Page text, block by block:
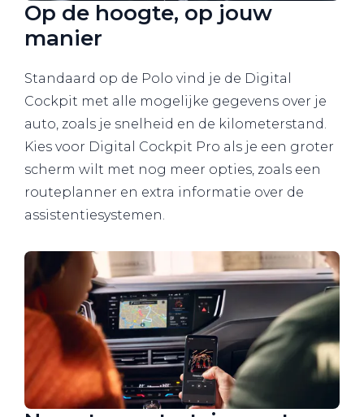
Op de hoogte, op jouw
manier
Standaard op de Polo vind je de Digital
Cockpit met alle mogelijke gegevens over je
auto, zoals je snelheid en de kilometerstand.
Kies voor Digital Cockpit Pro als je een groter
scherm wilt met nog meer opties, zoals een
routeplanner en extra informatie over de
assistentiesystemen.